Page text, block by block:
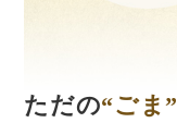
ただの“ごま”